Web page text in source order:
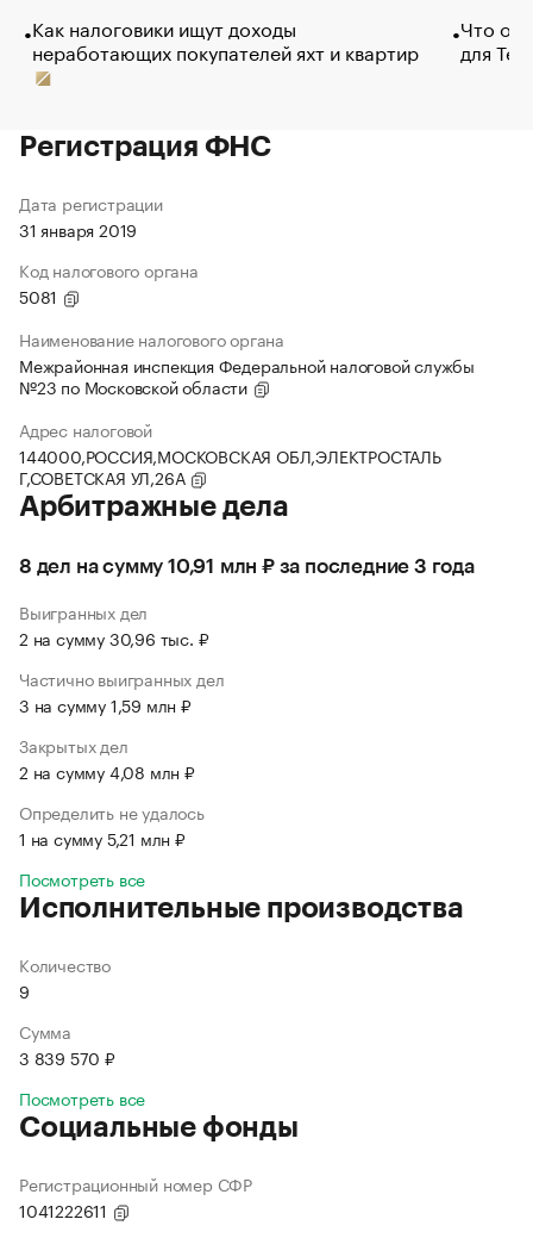
Как налоговики ищут доходы
неработающих покупателей яхт и квартир
Что
для
Регистрация ФНС
Дата регистрации
31 января 2019
Код налогового органа
5081
Наименование налогового органа
Межрайонная инспекция Федеральной налоговой службы
№23 по Московской области
Адрес налоговой
144000,РОССИЯ,МОСКОВСКАЯ ОБЛ,ЭЛЕКТРОСТАЛЬ
Г,СОВЕТСКАЯ УЛ,26А
Арбитражные дела
8 дел на сумму 10,91 млн ₽ за последние 3 года
Выигранных дел
2 на сумму 30,96 тыс. ₽
Частично выигранных дел
3 на сумму 1,59 млн ₽
Закрытых дел
2 на сумму 4,08 млн ₽
Определить не удалось
1 на сумму 5,21 млн ₽
Посмотреть все
Исполнительные производства
Количество
9
Сумма
3 839 570 ₽
Посмотреть все
Социальные фонды
Регистрационный номер СФР
1041222611